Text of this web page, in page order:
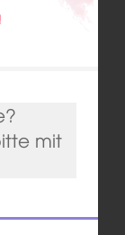
mit